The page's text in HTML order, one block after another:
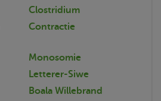
Clostridium
Contractie
Monosomie
Letterer-Siwe
Boala Willebrand